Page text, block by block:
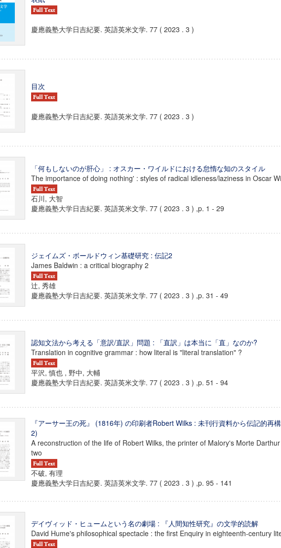
会ガバナンス教育研究センター
慶應義塾大学日吉紀要. 英語英米文学. 77 ( 2023 . 3 )
目次
慶應義塾大学日吉紀要. 英語英米文学. 77 ( 2023 . 3 )
「何もしないのが肝心」 : オスカー・ワイルドにおける怠惰な知のスタイル
The importance of doing nothing' : styles of radical idleness/laziness in Oscar
石川, 大智
慶應義塾大学日吉紀要. 英語英米文学. 77 ( 2023 . 3 ) ,p. 1 - 29
ジェイムズ・ボールドウィン基礎研究 : 伝記2
James Baldwin : a critical biography 2
辻, 秀雄
慶應義塾大学日吉紀要. 英語英米文学. 77 ( 2023 . 3 ) ,p. 31 - 49
認知文法から考える「意訳/直訳」問題 : 「直訳」は本当に「直」なのか?
Translation in cognitive grammar : how literal is "literal translation" ?
平沢, 慎也 , 野中, 大輔
慶應義塾大学日吉紀要. 英語英米文学. 77 ( 2023 . 3 ) ,p. 51 - 94
『アーサー王の死』 (1816年) の印刷者Robert Wilks : 未刊行資料から伝記的再
2)
A reconstruction of the life of Robert Wilks, the printer of Malory's Morte
two
不破, 有理
慶應義塾大学日吉紀要. 英語英米文学. 77 ( 2023 . 3 ) ,p. 95 - 141
デイヴィッド・ヒュームという名の劇場 : 『人間知性研究』の文学的読解
David Hume's philosophical spectacle : the first Enquiry in eighteenth-century